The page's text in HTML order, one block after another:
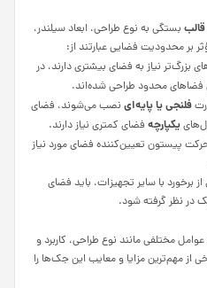
بستگی به نوع طراحی، ابعاد سیلندر،
بر محدودیت فضایی عبارتند از:
بزرگ‌تر نیاز به فضای بیشتری دارند، در
فضاهای محدود طراحی شده‌اند.
فلنجی یا پایه‌ای نصب می‌شوند، فضای
یکپارچه فضای کمتری نیاز دارند.
پیستون تعیین‌کننده فضای مورد نیاز
از برخورد با سایر تجهیزات، باید فضای
در نظر گرفته شود.
عوامل مختلفی مانند نوع طراحی، کاربرد و
از مهم‌ترین مزایا و معایب این جک‌ها را